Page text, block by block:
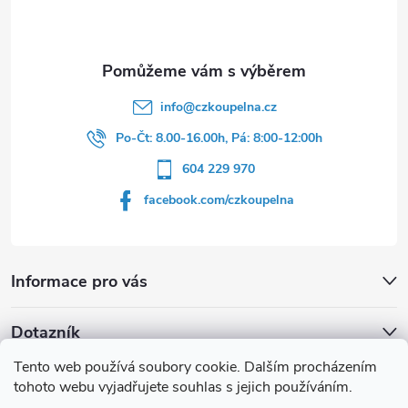
Tento web používá soubory cookie. Dalším procházením
tohoto webu vyjadřujete souhlas s jejich používáním.
Informace pro vás
info@czkoupelna.cz
Po-Čt: 8.00-16.00h, Pá: 8:00-12:00h
604 229 970
facebook.com/czkoupelna
Dotazník
Líbí se vám u sprchového koutu rám barvě